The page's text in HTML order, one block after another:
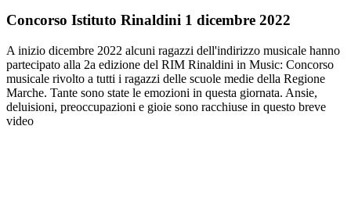
Concorso Istituto Rinaldini 1 dicembre 2022
A inizio dicembre 2022 alcuni ragazzi dell'indirizzo musicale hanno
partecipato alla 2a edizione del RIM Rinaldini in Music: Concorso
musicale rivolto a tutti i ragazzi delle scuole medie della Regione
Marche. Tante sono state le emozioni in questa giornata. Ansie,
deluisioni, preoccupazioni e gioie sono racchiuse in questo breve
video